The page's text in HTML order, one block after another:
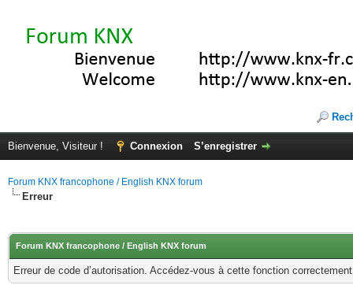
Bienvenue, Visiteur ! Connexion S’enregistrer
Forum KNX francophone / English KNX forum
Erreur
Forum KNX francophone / English KNX forum
Erreur de code d’autorisation. Accédez-vous à cette fonction